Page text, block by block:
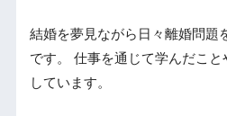
結婚を夢見ながら日々離婚問題
です。 仕事を通じて学んだこ
しています。